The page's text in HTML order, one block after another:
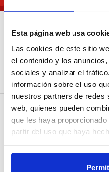
Esta página web usa
Las cookies de este sitio
el contenido y los
sociales y analizar el
información sobre el uso
nuestros partners de redes
web, quienes pueden
que les haya
partir del uso que haya
dieser
vorhanden
MEIN KONTO
KUNDENBETREUUNG